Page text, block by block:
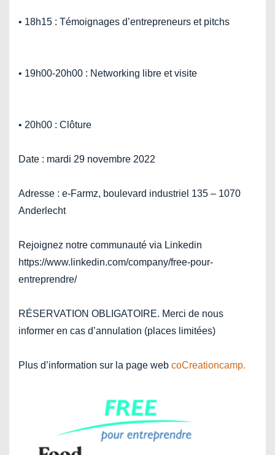
• 18h15 : Témoignages d’entrepreneurs et pitchs
• 19h00-20h00 : Networking libre et visite
• 20h00 : Clôture
Date : mardi 29 novembre 2022
Adresse : e-Farmz, boulevard industriel 135 – 1070
Anderlecht
Rejoignez notre communauté via Linkedin
https://www.linkedin.com/company/free-pour-
entreprendre/
RÉSERVATION OBLIGATOIRE. Merci de nous
informer en cas d’annulation (places limitées)
Plus d’information sur la page web coCreationcamp.